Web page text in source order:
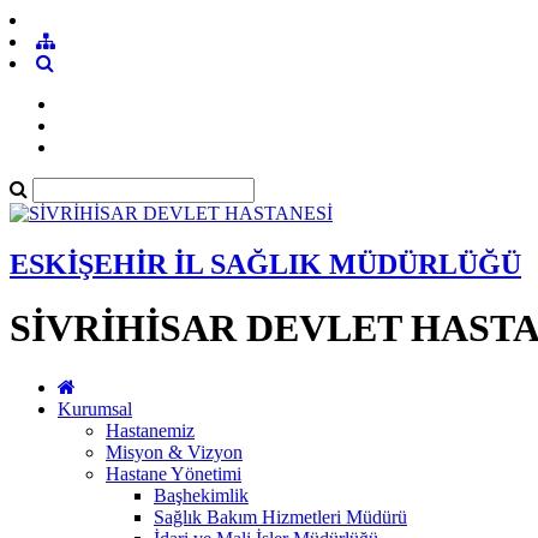
ESKİŞEHİR İL SAĞLIK MÜDÜRLÜĞÜ
SİVRİHİSAR DEVLET
Kurumsal
Hastanemiz
Misyon & Vizyon
Hastane Yönetimi
Başhekimlik
Sağlık Bakım Hizmetleri Müdürü